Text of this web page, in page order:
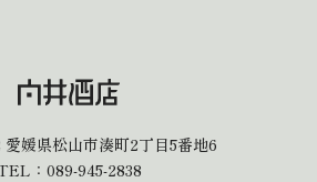
愛媛県松山市湊町2丁目5番地6
： 089-945-2838